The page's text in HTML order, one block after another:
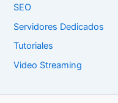
SEO
Servidores Dedicados
Tutoriales
Video Streaming